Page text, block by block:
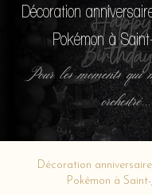
Décoration
Pokémon à
Pour les moments qui
orchestré...
Décoration
Pokémon à Saint-